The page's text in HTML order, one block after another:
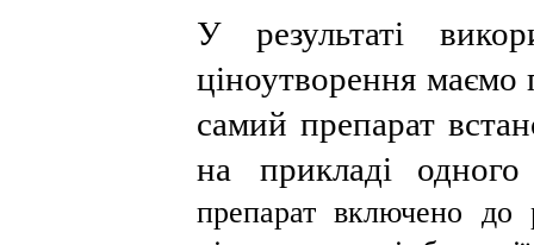
У результаті
ціноутворення
самий препарат
на прикладі
препарат включено до